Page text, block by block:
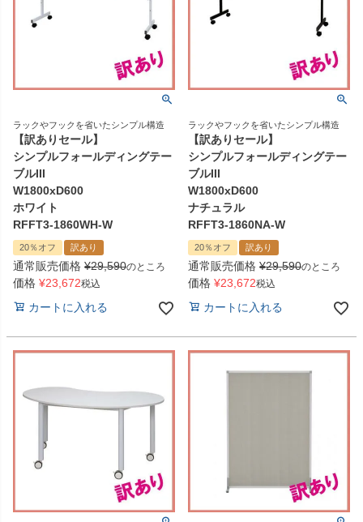
ラックやフックを省いたシンプル構造
【訳ありセール】
シンプルフォールディングテー
ブルIII
W1800xD600
ホワイト
RFFT3-1860WH-W
20％オフ 訳あり
通常販売価格 ¥29,590のところ
価格 ¥23,672税込
カートに入れる
ラックやフックを省いたシンプル構造
【訳ありセール】
シンプルフォールディングテー
ブルIII
W1800xD600
ナチュラル
RFFT3-1860NA-W
20％オフ 訳あり
通常販売価格 ¥29,590のところ
価格 ¥23,672税込
カートに入れる